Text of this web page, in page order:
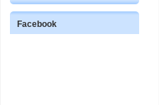
Facebook